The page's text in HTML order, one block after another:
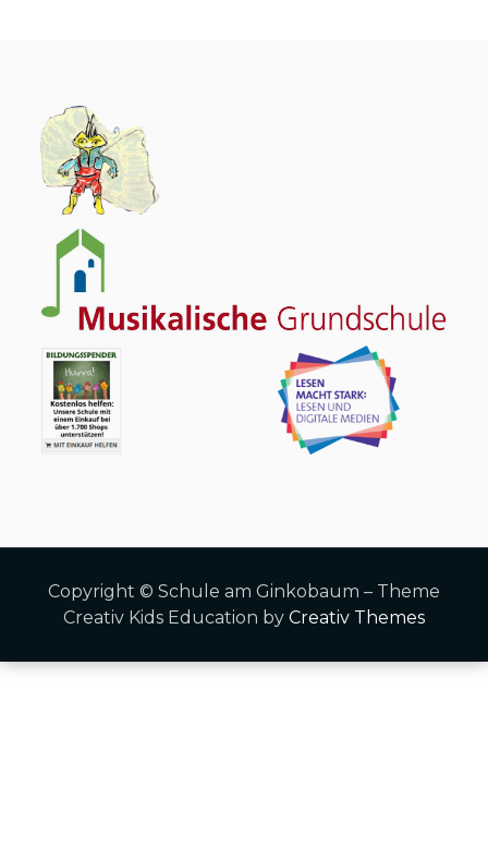
Copyright © Schule am Ginkobaum – Theme
Creativ Kids Education by Creativ Themes